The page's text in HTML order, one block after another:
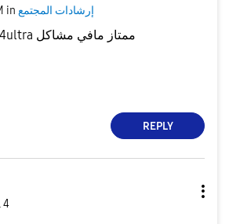
in إرشادات المجتمع
صاحباتي يقولون s24ultra ممتاز مافي مشاكل
REPLY
4